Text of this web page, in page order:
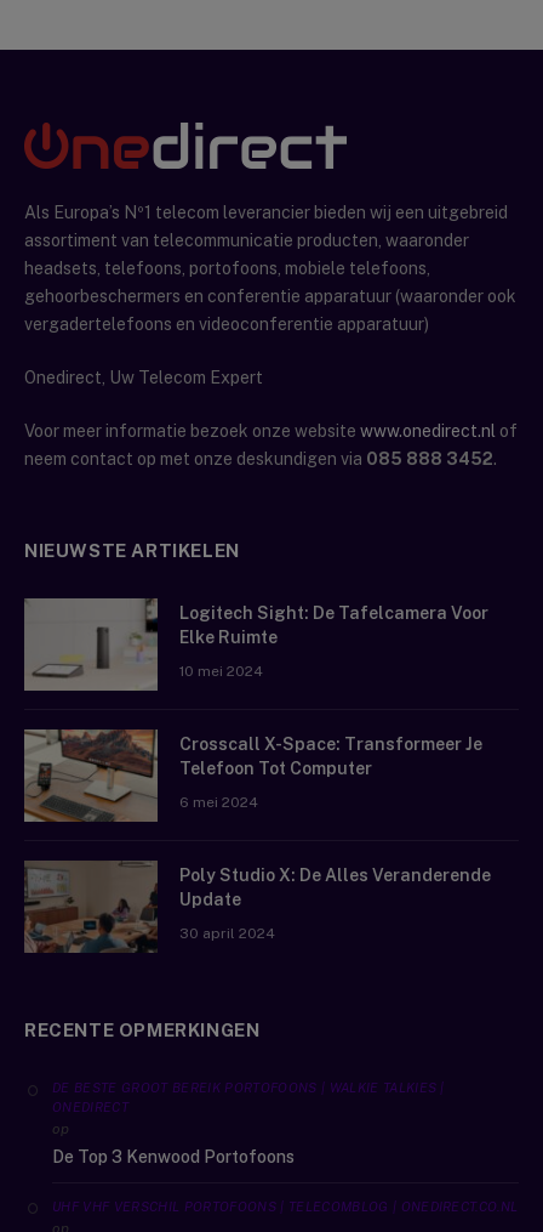
Als Europa’s Nº1 telecom leverancier bieden wij een uitgebreid
assortiment van telecommunicatie producten, waaronder
headsets, telefoons, portofoons, mobiele telefoons,
gehoorbeschermers en conferentie apparatuur (waaronder ook
vergadertelefoons en videoconferentie apparatuur)
Onedirect, Uw Telecom Expert
Voor meer informatie bezoek onze website www.onedirect.nl of
neem contact op met onze deskundigen via 085 888 3452.
NIEUWSTE ARTIKELEN
Logitech Sight: De Tafelcamera Voor
Elke Ruimte
10 mei 2024
Crosscall X-Space: Transformeer Je
Telefoon Tot Computer
6 mei 2024
Poly Studio X: De Alles Veranderende
Update
30 april 2024
RECENTE OPMERKINGEN
DE BESTE GROOT BEREIK PORTOFOONS | WALKIE TALKIES |
ONEDIRECT
op
De Top 3 Kenwood Portofoons
UHF VHF VERSCHIL PORTOFOONS | TELECOMBLOG | ONEDIRECT.CO.NL
op